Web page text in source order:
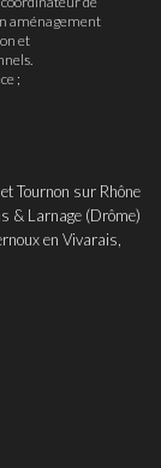
aménagement
et
;
Tournon sur Rhône
& Larnage (Drôme)
en Vivarais,